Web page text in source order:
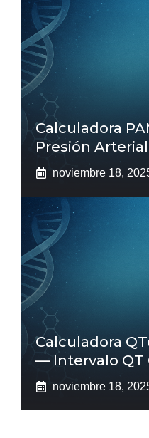
Calculadora
Presión
noviembre 18,
Calculadora
— Intervalo QT
noviembre 18,